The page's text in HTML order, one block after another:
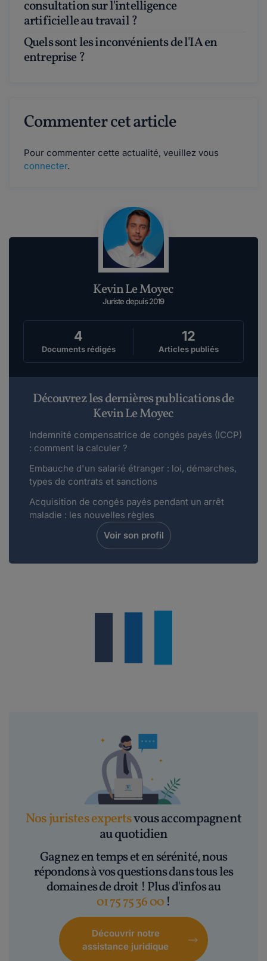
consultation sur l'intelligence
artificielle au travail ?
Quels sont les inconvénients de l'IA en
entreprise ?
Commenter cet article
Pour commenter cette actualité, veuillez vous
connecter.
Kevin Le Moyec
Juriste depuis 2019
4
Documents rédigés
12
Articles publiés
Découvrez les dernières publications de
Kevin Le Moyec
Indemnité compensatrice de congés payés (ICCP)
: comment la calculer ?
Embauche d'un salarié étranger : loi, démarches,
types de contrats et sanctions
Acquisition de congés payés pendant un arrêt
maladie : les nouvelles règles
Voir son profil
Nos juristes expertsvous accompagnent
au quotidien
Gagnez en temps et en sérénité, nous
répondons à vos questions dans tous les
domaines de droit ! Plus d'infos au
01 75 75 36 00 !
Découvrir notre
assistance juridique